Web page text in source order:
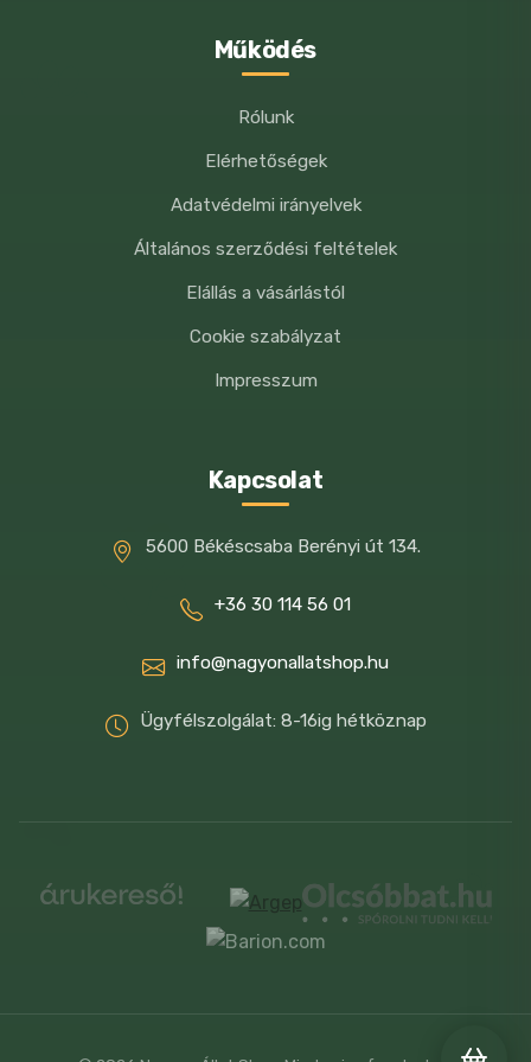
Kizárólag állatgyógyászati
Működés
Rólunk
Elérhetőségek
Adatvédelmi irányelvek
Általános szerződési feltételek
Elállás a vásárlástól
Cookie szabályzat
Impresszum
Kapcsolat
5600 Békéscsaba Berényi út 134.
+36 30 114 56 01
info@nagyonallatshop.hu
Ügyfélszolgálat: 8-16ig hétköznap